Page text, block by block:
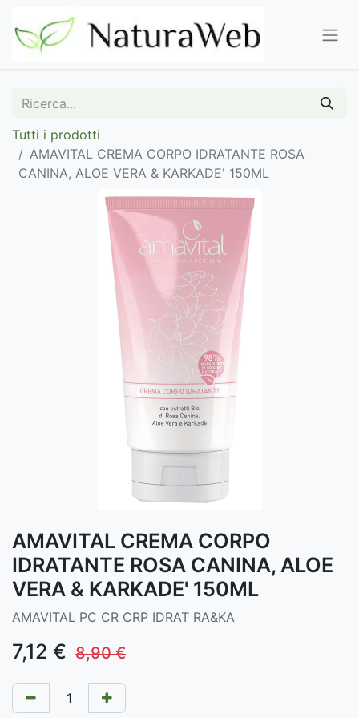
Tutti i prodotti
AMAVITAL CREMA CORPO IDRATANTE ROSA
CANINA, ALOE VERA & KARKADE' 150ML
AMAVITAL CREMA CORPO
IDRATANTE ROSA CANINA, ALOE
VERA & KARKADE' 150ML
AMAVITAL PC CR CRP IDRAT RA&KA
7,12 € 8,90€